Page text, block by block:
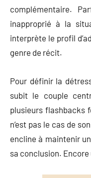
complémentaire.
inapproprié à la
interprète le profil
genre de récit.
Pour définir la
subit le couple
plusieurs flashbacks
n’est pas le cas de
encline à maintenir
sa conclusion.